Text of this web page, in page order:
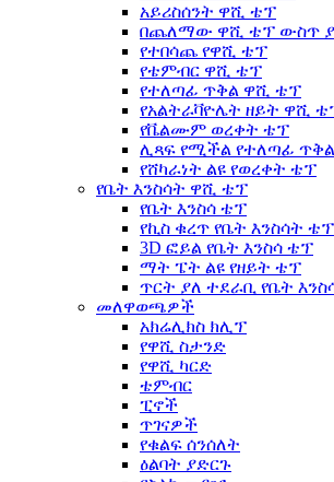
አይሪስሰንት ዋሺ ቴፕ
በጨለማው ዋሺ ቴፕ ውስጥ
የተበሳጨ የዋሺ ቴፕ
የቴምብር ዋሺ ቴፕ
የተለጣፊ ጥቅል ዋሺ ቴፕ
የአልትራቫዮሌት ዘይት ዋሺ
የቬልሙም ወረቀት ቴፕ
ሊጻፍ የሚችል የተለጣፊ
የሸካራነት ልዩ የወረቀት ቴፕ
የቤት እንስሳት ዋሺ ቴፕ
የቤት እንስሳ ቴፕ
የኪስ ቁረጥ የቤት እንስሳት ቴፕ
3D ፎይል የቤት እንስሳ ቴፕ
ማት ፔት ልዩ የዘይት ቴፕ
ጥርት ያለ ተደራቢ የቤት
መለዋወጫዎች
አክሬሊክስ ክሊፕ
የዋሺ ስታንድ
የዋሺ ካርድ
ቴምብር
ፒኖች
ጥገናዎች
የቁልፍ ሰንሰለት
ዕልባት ያድርጉ